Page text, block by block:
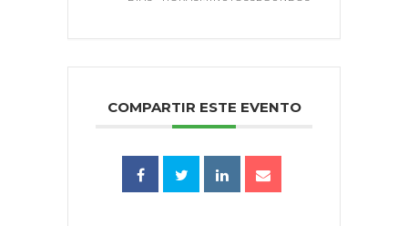
COMPARTIR ESTE EVENTO